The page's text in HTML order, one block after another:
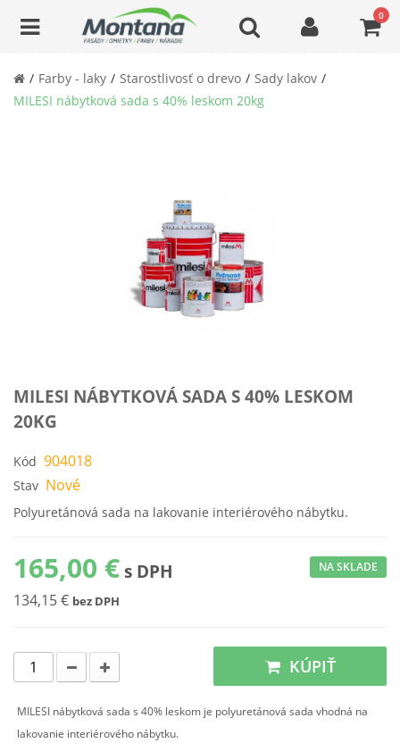
0
Farby - laky Starostlivosť o drevo
Sady lakov
MILESI nábytková sada s 40% leskom 20kg
MILESI NÁBYTKOVÁ SADA S 40% LESKOM
20KG
Kód 904018
Stav Nové
Polyuretánová sada na lakovanie interiérového nábytku.
165,00 € s DPH
134,15 € bez DPH
NA SKLADE
KÚPIŤ
MILESI nábytková sada s 40% leskom je polyuretánová sada vhodná na
lakovanie interiérového nábytku.